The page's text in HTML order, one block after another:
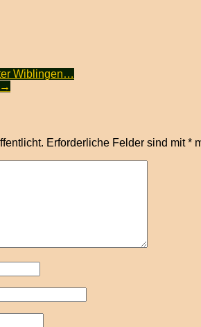
Wiblingen…
→
Erforderliche Felder sind mit*